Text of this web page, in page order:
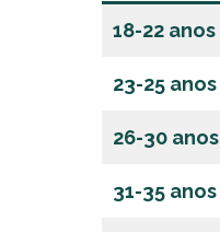
18-22 anos
23-25 anos
26-30 anos
31-35 anos